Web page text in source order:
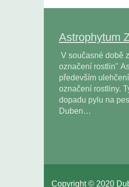
Astrophytum
V současné době
označení rostlin"
především
označení rostliny.
dopadu pylu na
Duben…
Copyright © 2020